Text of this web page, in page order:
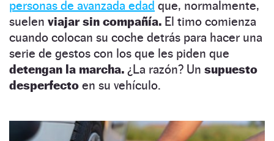
personas de avanzada edad que, normalmente,
suelen viajar sin compañía. El timo comienza
cuando colocan su coche detrás para hacer una
serie de gestos con los que les piden que
detengan la marcha. ¿La razón? Un supuesto
desperfecto en su vehículo.